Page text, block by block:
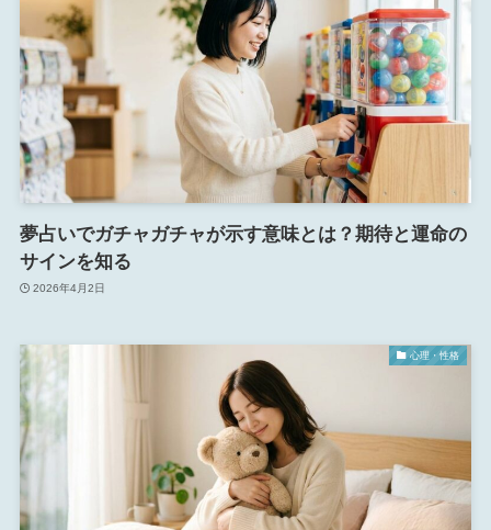
夢占いでガチャガチャが示す意味とは？期待と運命の
サインを知る
2026年4月2日
心理・性格